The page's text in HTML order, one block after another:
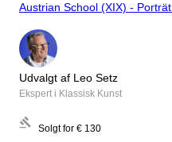
Austrian School (XIX) -
Udvalgt af Leo Setz
Ekspert i Klassisk Kunst
Solgt for € 130